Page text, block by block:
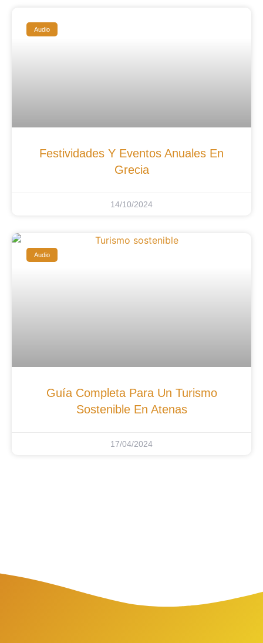
Audio
Festividades Y Eventos Anuales En
Grecia
14/10/2024
Audio
Guía Completa Para Un Turismo
Sostenible En Atenas
17/04/2024